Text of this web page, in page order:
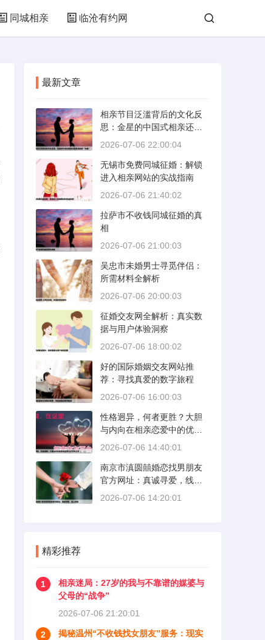
同城相亲 临沧有约网
最新文章
相亲节目泛滥背后的文化反
思：金星的中国式相亲还能
否保持其“完美”
2026-07-06 22:00:04
无锡市免费同城征婚：解锁
进入相亲网站的实战指南
2026-07-06 21:40:02
拉萨市不收钱同城征婚的真
相
2026-07-06 21:00:03
吴忠市未婚男士寻觅伴侣：
所需材料全解析
2026-07-06 20:00:03
征婚交友网全解析：真实数
据与用户体验洞察
2026-07-06 18:00:02
好的国际婚姻交友网站推
荐：寻找真爱的数字旅程
2026-07-06 16:00:03
性格迥异，何者更胜？大胆
与内向在相亲恋爱中的优势
分析
2026-07-06 14:40:01
南京市滇圆囍婚恋找男朋友
官方网址：真诚寻爱，线上
启航
2026-07-06 14:20:01
精彩推荐
1
相亲迷局：27岁的我与不靠谱的媒婆与
父母的“战争”
2026-07-06 21:20:01
2
揭秘温州“不收钱找女朋友”服务：现实